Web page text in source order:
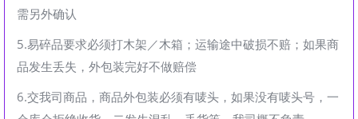
需另外确认
5.易碎品要求必须打木架／木箱；运输途中破损不赔；如果商
品发生丢失，外包装完好不做赔偿
6.交我司商品，商品外包装必须有唛头，如果没有唛头号，一